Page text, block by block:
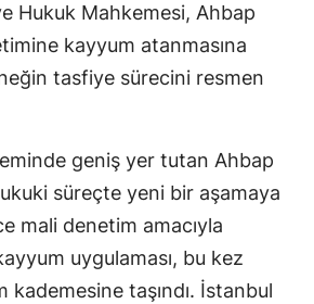
Hukuk Mahkemesi, Ahbap
kayyum atanmasına
tasfiye sürecini resmen
geniş yer tutan Ahbap
süreçte yeni bir aşamaya
mali denetim amacıyla
uygulaması, bu kez
taşındı. İstanbul